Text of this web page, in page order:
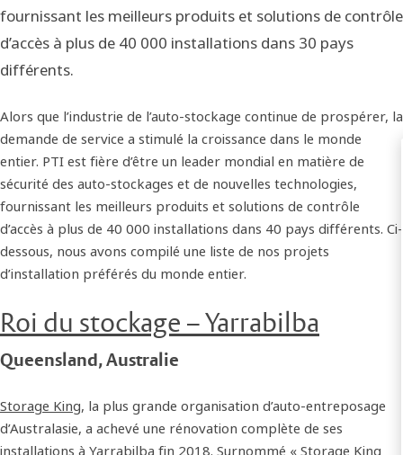
fournissant les meilleurs produits et solutions de contrôle
d’accès à plus de 40 000 installations dans 30 pays
différents.
Alors que l’industrie de l’auto-stockage continue de prospérer, la
demande de service a stimulé la croissance dans le monde
entier. PTI est fière d’être un leader mondial en matière de
sécurité des auto-stockages et de nouvelles technologies,
fournissant les meilleurs produits et solutions de contrôle
d’accès à plus de 40 000 installations dans 40 pays différents. Ci-
dessous, nous avons compilé une liste de nos projets
d’installation préférés du monde entier.
Roi du stockage – Yarrabilba
Queensland, Australie
Storage King, la plus grande organisation d’auto-entreposage
d’Australasie, a achevé une rénovation complète de ses
installations à Yarrabilba fin 2018. Surnommé « Storage King